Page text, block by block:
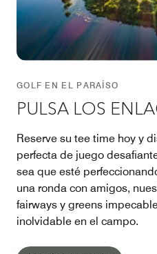
GOLF EN EL PARAÍSO
PULSA LOS
Reserve su tee time hoy y
perfecta de juego
sea que esté
una ronda con amigos,
fairways y greens
inolvidable en el campo.